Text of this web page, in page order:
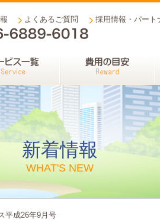
よくあるご質問 採用情報・パート
新着情報
WHAT'S NEW
平成26年9月号